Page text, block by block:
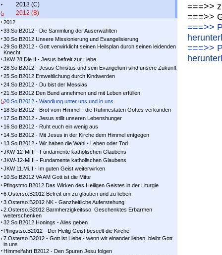
2013 (C)
2012 (B)
2012
33.So.B2012 - Die Sammlung der Auserwählten
30.So.B2012 Unsere Missionierung und Evangelisierung
29.So.B2012 - Gott verwirklicht seinen Heilsplan durch seinen leidenden
Knecht
JKW 28.Die II - Jesus befreit zur Liebe
28.So.B2012 - Jesus Christus und sein Evangelium sind unsere Zukunft
25.So.B2012 Entweltlichung durch Kindwerden
24.So.B2012 - Du bist der Messias
21.So.B2012 Den Bund annehmen und mit Leben erfüllen
20.So.B2012 - Wandlung unter uns und in uns
18.So.B2012 - Brot vom Himmel - die Ruhmestaten Gottes verkünden
17.So.B2012 - Jesus stillt unseren Lebenshunger
16.So.B2012 - Ruht euch ein wenig aus
14.So.B2012 - Mit Jesus in der Kirche dem Himmel entgegen
13.So.B2012 - Wir haben die Wahl - Leben oder Tod
JKW-12-Mi.II - Fundamente katholischen Glaubens
JKW-12-Mi.II - Fundamente katholischen Glaubens
JKW 11.Mi.II - Im guten Geist weiterwirken
10.So.B2012 VA AM Gott ist die Mitte
Pfingstmo.B2012 Das Wirken des Heiligen Geistes in der Liturgie
6.Osterso.B2012 Befreit um zu glauben und zu lieben
3.Osterso.B2012 NK - Ganzheitliche Auferstehung
2.Osterso.B2012 Barmherzigkeitsso. Geschenktes Erbarmen
weiterschenken
32.So.B2012 Honings - Alles geben
Pfingstso.B2012 - Der Heilig Geist beseelt die Kirche
7.Osterso.B2012 - Gott ist Liebe - wenn wir einander lieben, bleibt Gott
in uns
Himmelfahrt B2012 - Den Spuren Jesu folgen
===>>
===>>
===>>
===>>